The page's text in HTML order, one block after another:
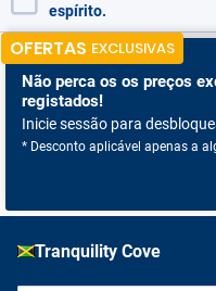
espírito.
OFERTAS EXCLUSIVAS
Não perca os os preços
registados!
Inicie sessão para
* Desconto aplicável apenas a
Tranquility Cove